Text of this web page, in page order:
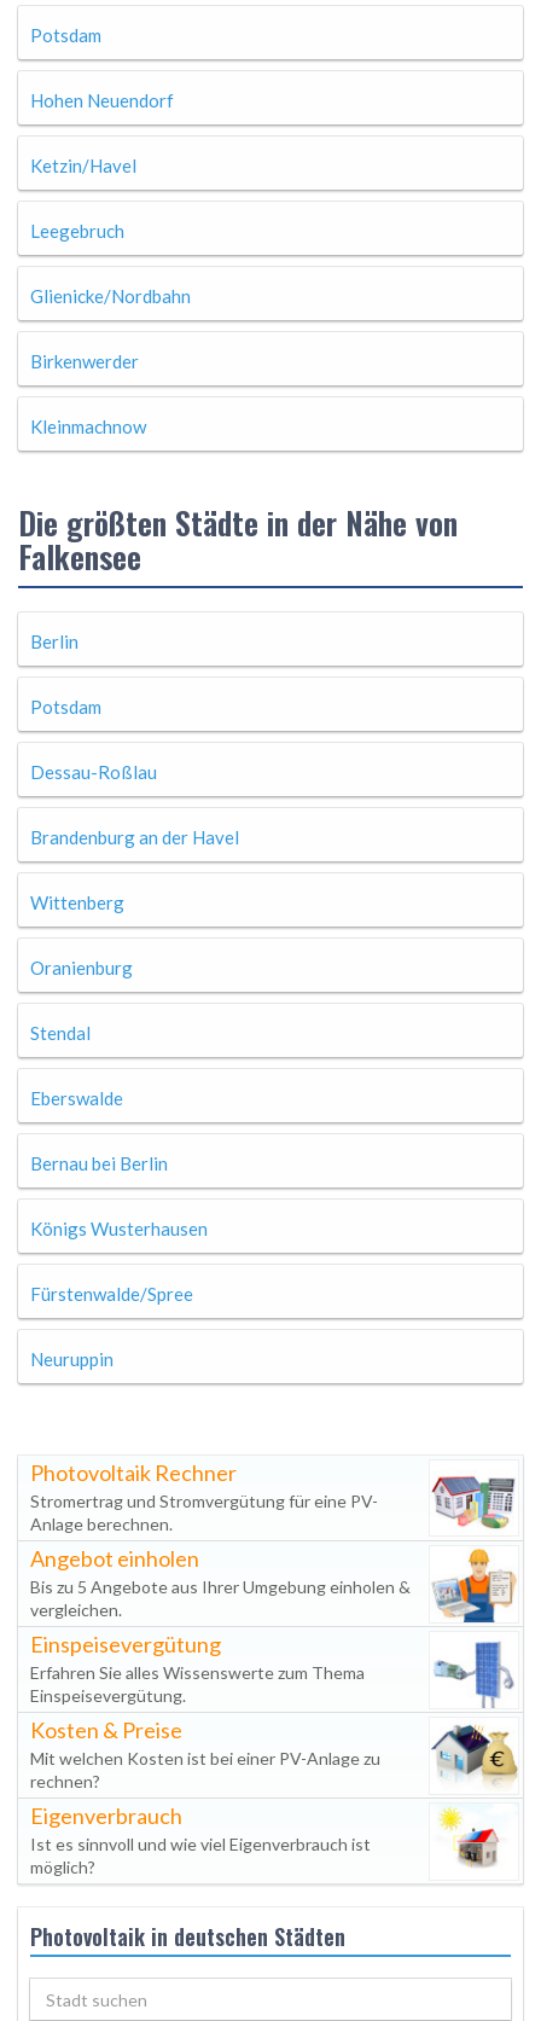
Potsdam
Hohen Neuendorf
Ketzin/Havel
Leegebruch
Glienicke/Nordbahn
Birkenwerder
Kleinmachnow
Die größten Städte in der Nähe von
Falkensee
Berlin
Potsdam
Dessau-Roßlau
Brandenburg an der Havel
Wittenberg
Oranienburg
Stendal
Eberswalde
Bernau bei Berlin
Königs Wusterhausen
Fürstenwalde/Spree
Neuruppin
Photovoltaik Rechner
Stromertrag und Stromvergütung für eine PV-
Anlage berechnen.
Angebot einholen
Bis zu 5 Angebote aus Ihrer Umgebung einholen &
vergleichen.
Einspeisevergütung
Erfahren Sie alles Wissenswerte zum Thema
Einspeisevergütung.
Kosten & Preise
Mit welchen Kosten ist bei einer PV-Anlage zu
rechnen?
Eigenverbrauch
Ist es sinnvoll und wie viel Eigenverbrauch ist
möglich?
Photovoltaik in deutschen Städten